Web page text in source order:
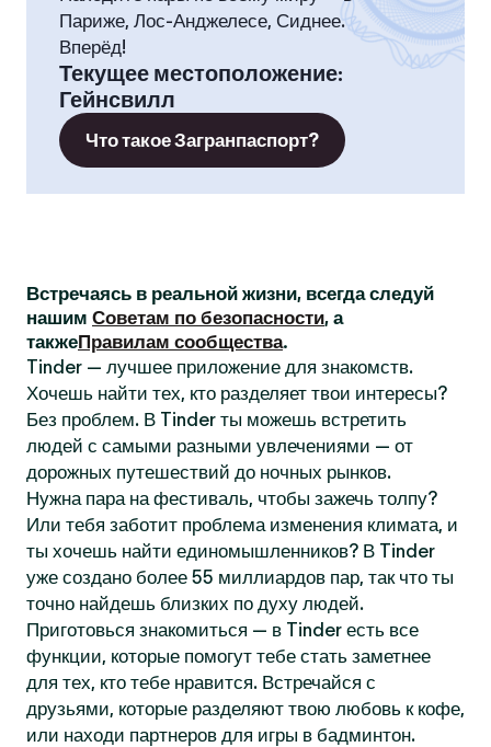
Париже, Лос-Анджелесе, Сиднее.
Вперёд!
Текущее местоположение:
Гейнсвилл
Что такое Загранпаспорт?
Встречаясь в реальной жизни, всегда следуй
нашим Советам по безопасности, а
такжеПравилам сообщества.
Tinder — лучшее приложение для знакомств.
Хочешь найти тех, кто разделяет твои интересы?
Без проблем. В Tinder ты можешь встретить
людей с самыми разными увлечениями — от
дорожных путешествий до ночных рынков.
Нужна пара на фестиваль, чтобы зажечь толпу?
Или тебя заботит проблема изменения климата, и
ты хочешь найти единомышленников? В Tinder
уже создано более 55 миллиардов пар, так что ты
точно найдешь близких по духу людей.
Приготовься знакомиться — в Tinder есть все
функции, которые помогут тебе стать заметнее
для тех, кто тебе нравится. Встречайся с
друзьями, которые разделяют твою любовь к кофе,
или находи партнеров для игры в бадминтон.